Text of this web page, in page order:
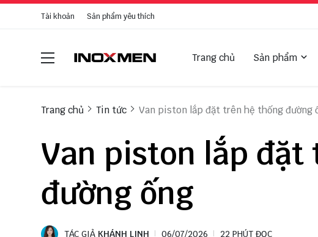
Tài khoản Sản phẩm yêu thích
Trang chủ Sản phẩm
Trang chủ Tin tức Van piston lắp đặt trên hệ thống đường
Van piston lắp
đường ống
TÁC GIẢ KHÁNH LINH 06/07/2026 22 PHÚT ĐỌC